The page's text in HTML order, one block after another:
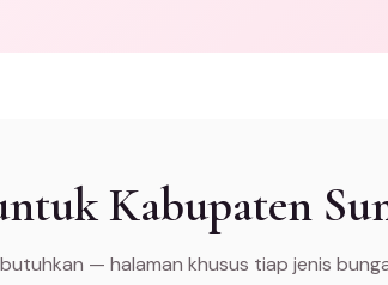
Kabupaten
— halaman khusus tiap jenis